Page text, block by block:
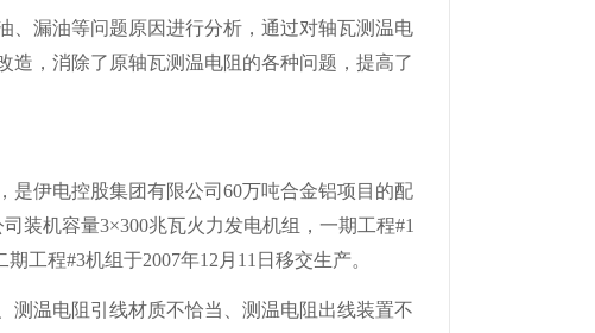
、 漏油等问题原因进行分析，通过对轴瓦测温电
造，消除了原轴瓦测温电阻的各种问题，提高了
是伊电控股集团有限公司60万吨合金铝项目的配
装机容量3×300兆瓦火力发电机组，一期工程#1
工程#3机组于2007年12月11日移交生产。
测温电阻引线材质不恰当、测温电阻出线装置不